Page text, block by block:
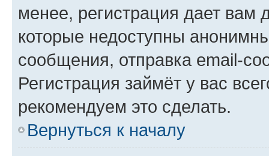
менее, регистрация дает вам
которые недоступны
сообщения, отправка email-
Регистрация займёт у вас
рекомендуем это сделать.
Вернуться к началу